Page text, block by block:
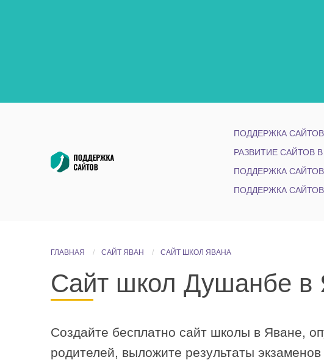
ПОДДЕРЖКА
РАЗВИТИЕ САЙТОВ
ПОДДЕРЖКА
ПОДДЕРЖКА САЙТОВ
ГЛАВНАЯ САЙТ ЯВАН САЙТ ШКОЛ ЯВАНА
Сайт школ Душанбе в
Создайте бесплатно сайт школы в Яване,
родителей, выложите результаты